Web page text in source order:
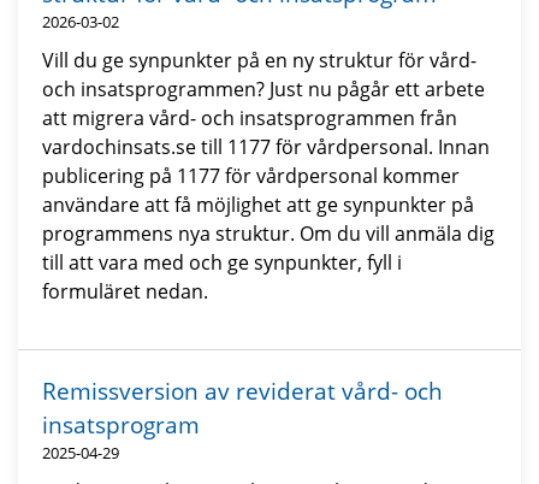
2026-03-02
Vill du ge synpunkter på en ny struktur för vård-
och insatsprogrammen? Just nu pågår ett arbete
att migrera vård- och insatsprogrammen från
vardochinsats.se till 1177 för vårdpersonal. Innan
publicering på 1177 för vårdpersonal kommer
användare att få möjlighet att ge synpunkter på
programmens nya struktur. Om du vill anmäla dig
till att vara med och ge synpunkter, fyll i
formuläret nedan.
Remissversion av reviderat vård- och
insatsprogram
2025-04-29